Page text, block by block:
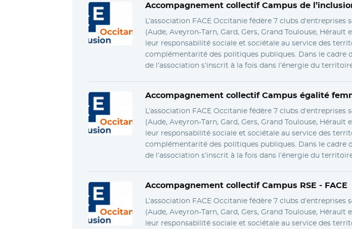
Accompagnement collectif Campus de
L’association FACE Occitanie fédère 7 clubs
(Aude, Aveyron-Tarn, Gard, Gers, Grand Toulouse,
leur responsabilité sociale et sociétale au service des
complémentarité des politiques publiques. Dans le cadre
de l’association s’inscrit à la fois dans l’énergie du
Accompagnement collectif Campus égalité
L’association FACE Occitanie fédère 7 clubs
(Aude, Aveyron-Tarn, Gard, Gers, Grand Toulouse,
leur responsabilité sociale et sociétale au service des
complémentarité des politiques publiques. Dans le cadre
de l’association s’inscrit à la fois dans l’énergie du
Accompagnement collectif Campus RSE - FACE
L’association FACE Occitanie fédère 7 clubs
(Aude, Aveyron-Tarn, Gard, Gers, Grand Toulouse,
leur responsabilité sociale et sociétale au service des